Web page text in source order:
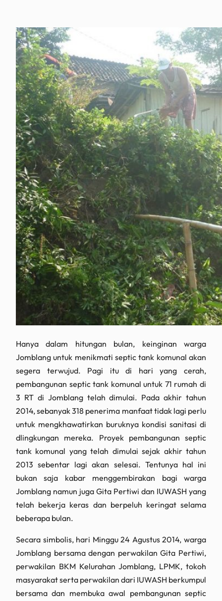
Hanya dalam hitungan bulan, keinginan warga
Jomblang untuk menikmati septic tank komunal akan
segera terwujud. Pagi itu di hari yang cerah,
pembangunan septic tank komunal untuk 71 rumah di
3 RT di Jomblang telah dimulai. Pada akhir tahun
2014, sebanyak 318 penerima manfaat tidak lagi perlu
untuk mengkhawatirkan buruknya kondisi sanitasi di
dlingkungan mereka. Proyek pembangunan septic
tank komunal yang telah dimulai sejak akhir tahun
2013 sebentar lagi akan selesai. Tentunya hal ini
bukan saja kabar menggembirakan bagi warga
Jomblang namun juga Gita Pertiwi dan IUWASH yang
telah bekerja keras dan berpeluh keringat selama
beberapa bulan.
Secara simbolis, hari Minggu 24 Agustus 2014, warga
Jomblang bersama dengan perwakilan Gita Pertiwi,
perwakilan BKM Kelurahan Jomblang, LPMK, tokoh
masyarakat serta perwakilan dari IUWASH berkumpul
bersama dan membuka awal pembangunan septic